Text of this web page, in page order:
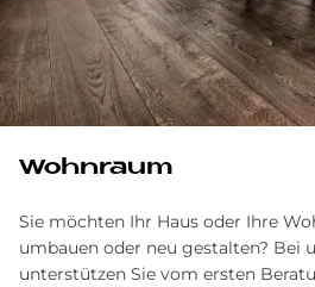
Wohnraum
Sie möchten Ihr Haus oder Ihre
umbauen oder neu gestalten? Bei
unterstützen Sie vom ersten